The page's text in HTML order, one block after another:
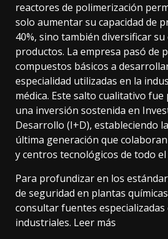
reactores de polimerización
solo aumentar su capacidad de
40%, sino también diversificar
productos. La empresa pasó de
compuestos básicos a
especialidad utilizadas en la
médica. Este salto cualitativo fue
una inversión sostenida en
Desarrollo (I+D), estableciendo
última generación que
y centros tecnológicos de todo
Para profundizar en los
de seguridad en plantas
consultar fuentes
industriales. Leer más